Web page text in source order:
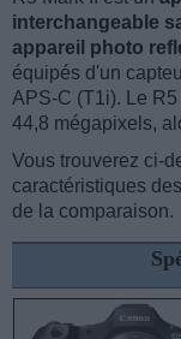
interchangeable
appareil photo
équipés d'un
APS-C (T1i). Le
44,8 mégapixels,
Vous trouverez ci-
caractéristiques
de la comparaison.